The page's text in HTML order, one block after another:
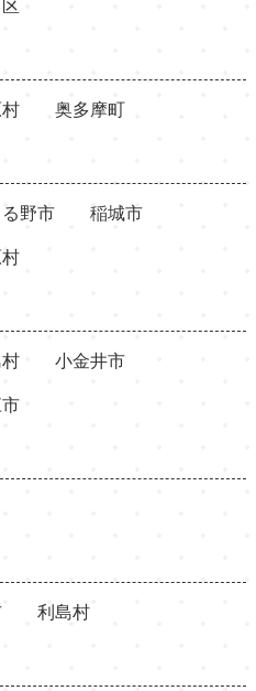
奥多摩町
野市 稲城市
小金井市
利島村